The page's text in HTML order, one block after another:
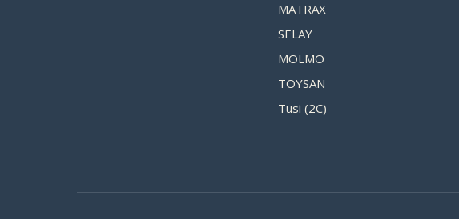
MATRAX
SELAY
MOLMO
TOYSAN
Tusi (2C)